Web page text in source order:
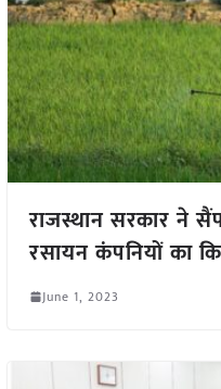
राजस्थान सरकार ने
रसायन कंपनियों का
June 1, 2023